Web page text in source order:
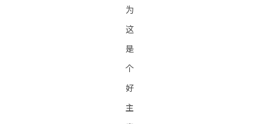
为
这
是
个
好
主